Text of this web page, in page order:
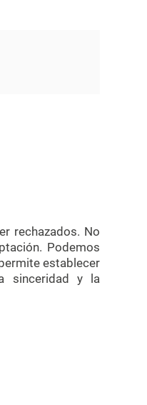
rechazados. No
Podemos
establecer
sinceridad y la